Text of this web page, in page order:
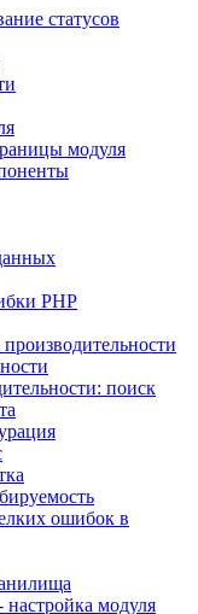
статусов
модуля
PHP
поиск
ошибок в
модуля